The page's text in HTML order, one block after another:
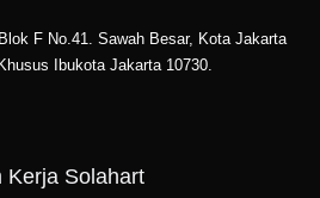
F No.41. Sawah Besar, Kota Jakarta
Ibukota Jakarta 10730.
Kerja Solahart